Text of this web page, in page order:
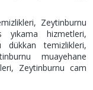
Zeytinburnu
yıkama hizmetleri,
dükkan temizlikleri,
muayehane
Zeytinburnu cam